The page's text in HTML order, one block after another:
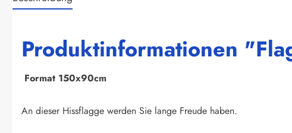
Produktinformationen
Format 150x90cm
An dieser Hissflagge werden Sie lange Freude haben.